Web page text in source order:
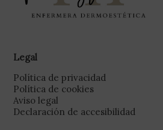
Legal
Política de privacidad
Política de cookies
Aviso legal
Declaración de accesibilidad